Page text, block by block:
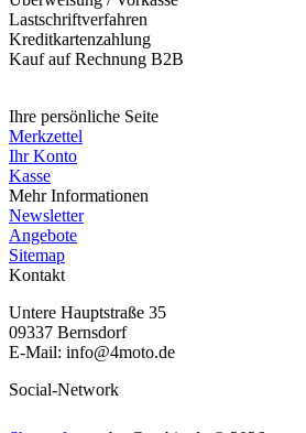
Lastschriftverfahren
Kreditkartenzahlung
Kauf auf Rechnung B2B
Ihre persönliche Seite
Merkzettel
Ihr Konto
Kasse
Mehr Informationen
Newsletter
Angebote
Sitemap
Kontakt
Untere Hauptstraße 35
09337 Bernsdorf
E-Mail: info@4moto.de
Social-Network